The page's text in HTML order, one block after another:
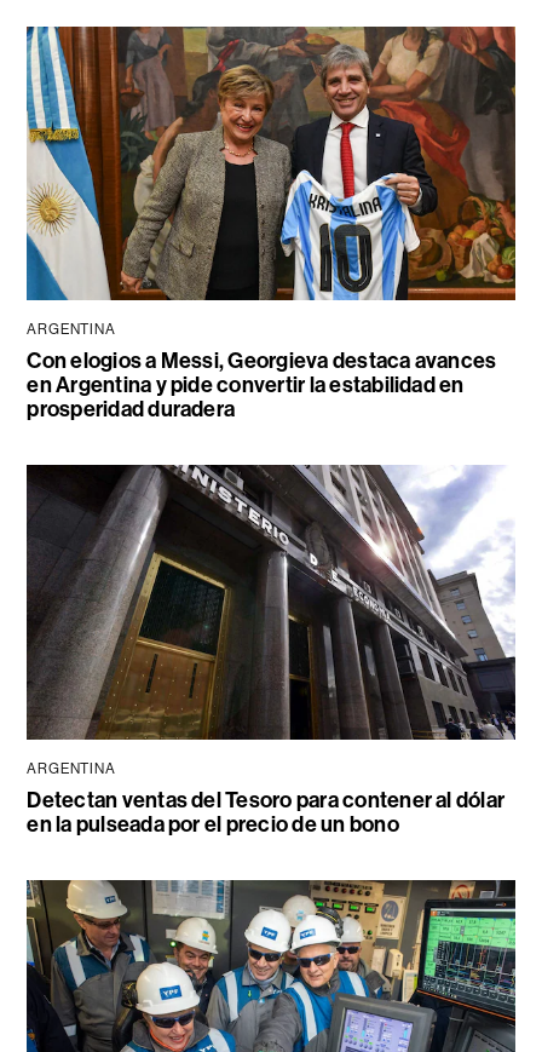
ARGENTINA
Con elogios a Messi, Georgieva destaca avances
en Argentina y pide convertir la estabilidad en
prosperidad duradera
ARGENTINA
Detectan ventas del Tesoro para contener al dólar
en la pulseada por el precio de un bono